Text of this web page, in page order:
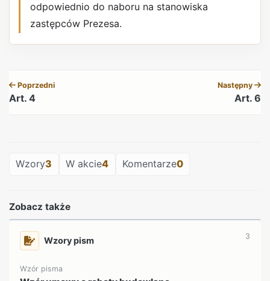
odpowiednio do naboru na stanowiska
zastępców Prezesa.
Poprzedni
Art. 4
Następny
Art. 6
Wzory3 W akcie4 Komentarze0
Zobacz także
Wzory pism 3
Wzór pisma